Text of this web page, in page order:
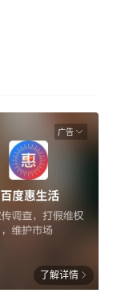
广告
了解详情